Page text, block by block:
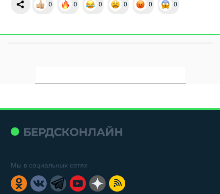
0 0 0 0 0 0
Мы в социальных сетях